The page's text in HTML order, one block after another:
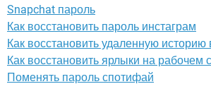
Snapchat пароль
Как восстановить пароль инстаграм
Как восстановить удаленную историю
Как восстановить ярлыки на рабочем
Поменять пароль спотифай